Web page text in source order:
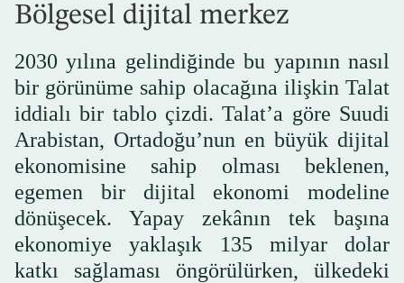
Bölgesel dijital merkez
2030 yılına gelindiğinde bu yapının nasıl
bir görünüme sahip olacağına ilişkin Talat
iddialı bir tablo çizdi. Talat’a göre Suudi
Arabistan, Ortadoğu’nun en büyük dijital
ekonomisine sahip olması beklenen,
egemen bir dijital ekonomi modeline
dönüşecek. Yapay zekânın tek başına
ekonomiye yaklaşık 135 milyar dolar
katkı sağlaması öngörülürken, ülkedeki